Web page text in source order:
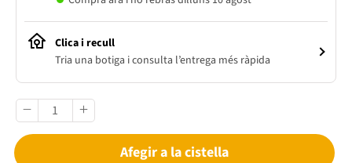
Clica i recull
Tria una botiga i consulta l’entrega més ràpida
Afegir a la cistella